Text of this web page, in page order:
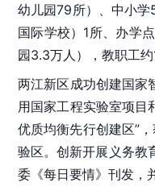
幼儿园79所）、中小
国际学校）1所、办学
园3.3万人），教职工
两江新区成功创建国家
用国家工程实验室项目
优质均衡先行创建区”
验区。创新开展义务教
委《每日要情》刊发，